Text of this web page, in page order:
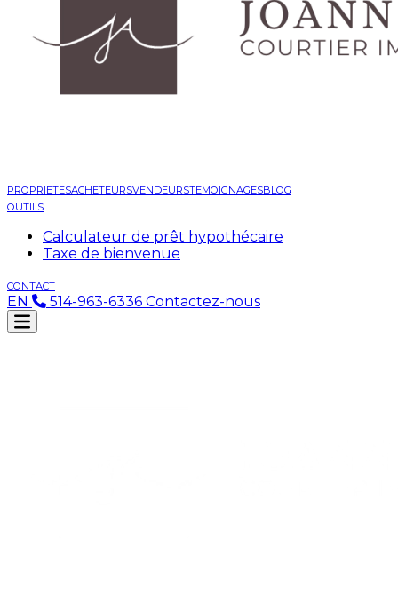
PROPRIETESACHETEURSVENDEURSTEMOIGNAGESBLOG
OUTILS
Calculateur de prêt hypothécaire
Taxe de bienvenue
CONTACT
EN 514-963-6336 Contactez-nous